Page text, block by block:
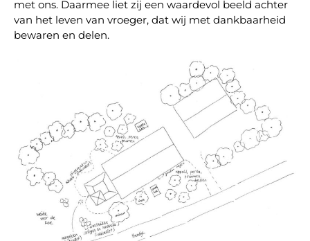
met ons. Daarmee liet zij een waardevol beeld achter
van het leven van vroeger, dat wij met dankbaarheid
bewaren en delen.